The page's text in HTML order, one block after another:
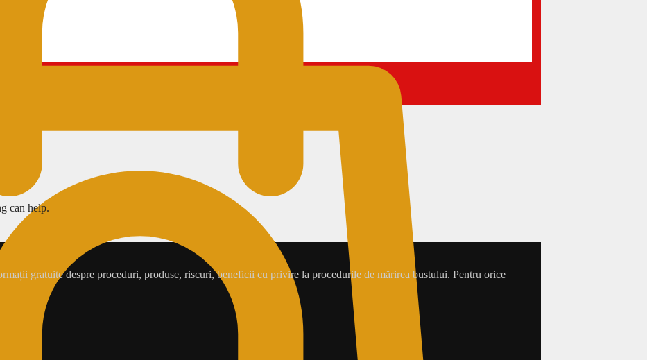
can help.
gratuite despre proceduri, produse, riscuri, beneficii cu privire la procedurile de mărirea bustului. Pentru orice